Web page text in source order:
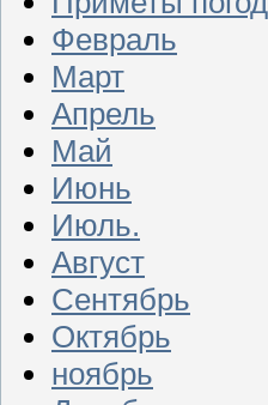
Февраль
Март
Апрель
Май
Июнь
Июль.
Август
Сентябрь
Октябрь
ноябрь